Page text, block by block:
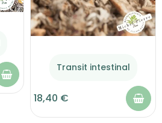
Transit intestinal
18,40 €